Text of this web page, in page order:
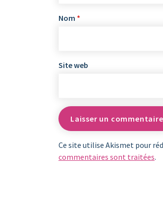
Nom *
Site web
Ce site utilise Akismet pour
commentaires sont traitées.